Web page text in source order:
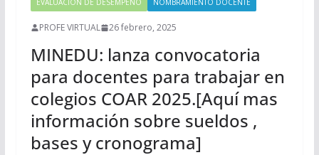
EVALUACIÓN DE DESEMPEÑO NOMBRAMIENTO DOCENTE
PROFE VIRTUAL 26 febrero, 2025
MINEDU: lanza convocatoria
para docentes para trabajar en
colegios COAR 2025.[Aquí mas
información sobre sueldos ,
bases y cronograma]